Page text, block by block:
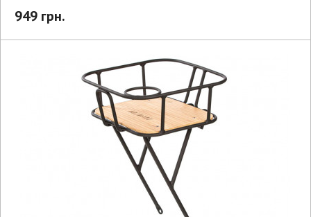
949 грн.